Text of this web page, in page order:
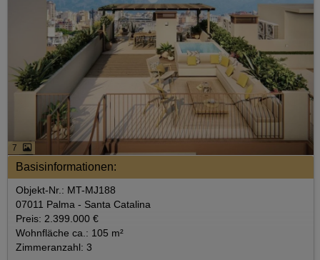
7
Basisinformationen:
Objekt-Nr.: MT-MJ188
07011 Palma - Santa Catalina
Preis: 2.399.000 €
Wohnfläche ca.: 105 m²
Zimmeranzahl: 3